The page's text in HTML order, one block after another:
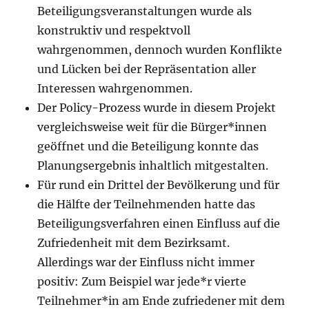
Beteiligungsveranstaltungen wurde als
konstruktiv und respektvoll
wahrgenommen, dennoch wurden Konflikte
und Lücken bei der Repräsentation aller
Interessen wahrgenommen.
Der Policy-Prozess wurde in diesem Projekt
vergleichsweise weit für die Bürger*innen
geöffnet und die Beteiligung konnte das
Planungsergebnis inhaltlich mitgestalten.
Für rund ein Drittel der Bevölkerung und für
die Hälfte der Teilnehmenden hatte das
Beteiligungsverfahren einen Einfluss auf die
Zufriedenheit mit dem Bezirksamt.
Allerdings war der Einfluss nicht immer
positiv: Zum Beispiel war jede*r vierte
Teilnehmer*in am Ende zufriedener mit dem